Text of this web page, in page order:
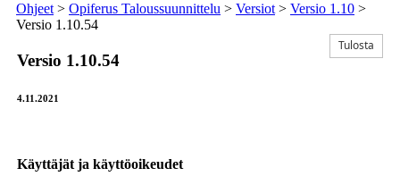
Ohjeet > Opiferus Taloussuunnittelu > Versiot > Versio 1.10 >
Versio 1.10.54
Versio 1.10.54
4.11.2021
Tulosta
Käyttäjät ja käyttöoikeudet